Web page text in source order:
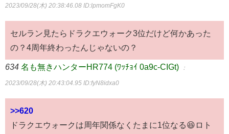
2023/09/28(木) 20:38:46.08 ID:lpmomFgK0
セルラン見たらドラクエウォーク3位だけど何かあった
の？4周年終わったんじゃないの？
634 名も無きハンターHR774 (ﾜｯﾁｮｲ 0a9c-CIGt) ：
2023/09/28(木) 20:43:04.95 ID:fyN8idxa0
>>620
ドラクエウォークは周年関係なくたまに1位なる😆ロト